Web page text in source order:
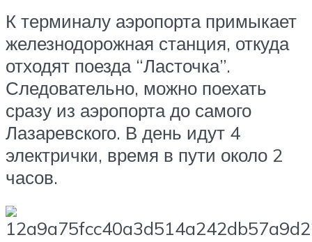
К терминалу аэропорта примыкает
железнодорожная станция, откуда
отходят поезда “Ласточка”.
Следовательно, можно поехать
сразу из аэропорта до самого
Лазаревского. В день идут 4
электрички, время в пути около 2
часов.